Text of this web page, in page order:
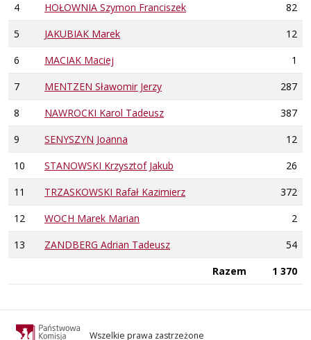
4
HOŁOWNIA Szymon Franciszek
82
5
JAKUBIAK Marek
12
6
MACIAK Maciej
1
7
MENTZEN Sławomir Jerzy
287
8
NAWROCKI Karol Tadeusz
387
9
SENYSZYN Joanna
12
10
STANOWSKI Krzysztof Jakub
26
11
TRZASKOWSKI Rafał Kazimierz
372
12
WOCH Marek Marian
2
13
ZANDBERG Adrian Tadeusz
54
Razem
1 370
Wszelkie prawa zastrzeżone